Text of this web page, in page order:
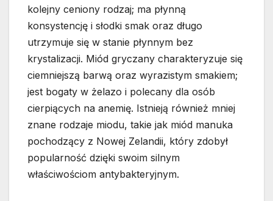
kolejny ceniony rodzaj; ma płynną
konsystencję i słodki smak oraz długo
utrzymuje się w stanie płynnym bez
krystalizacji. Miód gryczany charakteryzuje się
ciemniejszą barwą oraz wyrazistym smakiem;
jest bogaty w żelazo i polecany dla osób
cierpiących na anemię. Istnieją również mniej
znane rodzaje miodu, takie jak miód manuka
pochodzący z Nowej Zelandii, który zdobył
popularność dzięki swoim silnym
właściwościom antybakteryjnym.